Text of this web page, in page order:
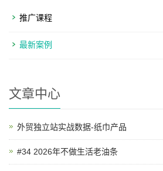
推广课程
最新案例
文章中心
外贸独立站实战数据-纸巾产品
#34 2026年不做生活老油条